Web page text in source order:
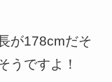
が178cmだそ
うですよ！